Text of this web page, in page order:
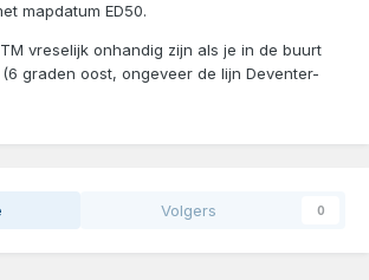
mapdatum ED50.
vreselijk onhandig zijn als je in de buurt
graden oost, ongeveer de lijn Deventer-
Volgers 0